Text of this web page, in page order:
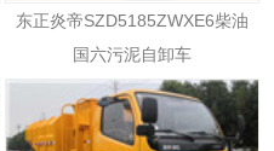
东正炎帝SZD5185ZWXE6柴油
国六污泥自卸车